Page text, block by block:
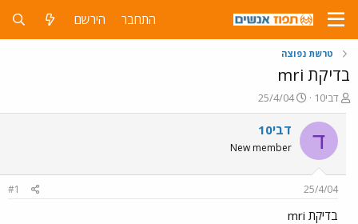
התחבר הירשם
טרשת נפוצה
בדיקת mri
פ
ו
ת
ח
ה
ש
א
דבי10
פ
ו
ר
ם
ר
25/4/04
ד דבי10
New member
25/4/04
#1
בדיקת mri